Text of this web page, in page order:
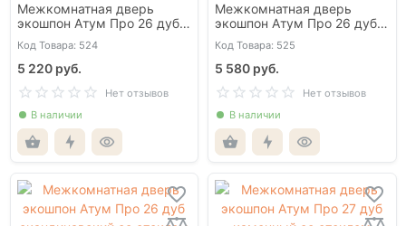
Межкомнатная дверь
экошпон Атум Про 26 дуб
коричневый со стеклом
Код Товара: 524
5 220 руб.
Нет отзывов
В наличии
Межкомнатная дверь
экошпон Атум Про 26 дуб
коричневый со стеклом
лакобель чёрный
Код Товара: 525
5 580 руб.
Нет отзывов
В наличии